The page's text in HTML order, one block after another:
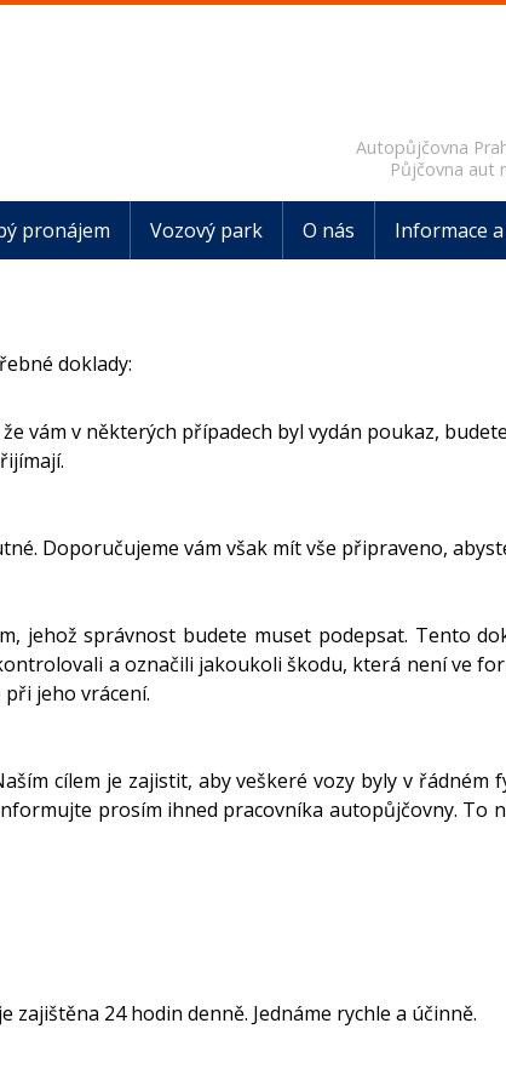
Autopůjčovna
Půjčovna aut
pronájem Vozový park O nás Informace a
doklady:
vám v některých případech byl vydán poukaz,
Doporučujeme vám však mít vše připraveno,
jehož správnost budete muset podepsat. Tento
a označili jakoukoli škodu, která není ve
jeho vrácení.
cílem je zajistit, aby veškeré vozy byly v řádném
prosím ihned pracovníka autopůjčovny. To
24 hodin denně. Jednáme rychle a účinně.